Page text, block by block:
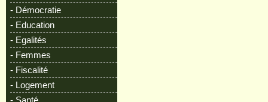
- Démocratie
- Education
- Egalités
- Femmes
- Fiscalité
- Logement
- Santé